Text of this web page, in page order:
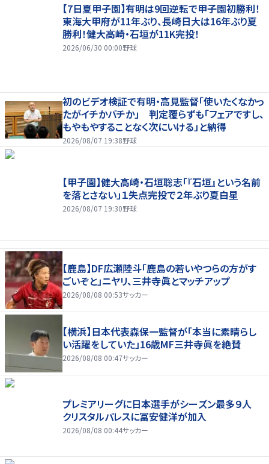
【7日夏甲子園】有明は9回逆転で甲子園初勝利！
東海大甲府が11年ぶり、長崎日大は16年ぶり夏
勝利！健大高崎・石垣が11K完投！
2026/06/30 00:00野球
初のビデオ検証で有明・高見監督「使いたくなかっ
たがイチかバチか」 判定覆らずも「フェアですし、
もやもやすることなく次にいける」と納得
2026/08/07 19:38野球
【甲子園】健大高崎・石垣聡志「『石垣』という名前
を落とさない」１失点完投で２年ぶり夏白星
2026/08/07 19:30野球
【鹿島】DF広瀬陸斗「鹿島の若いやつらの方がす
ごいぞと」ニヤリ、三井寺眞とマッチアップ
2026/08/08 00:53サッカー
【横浜】日本代表森保一監督が「本当に素晴らし
い活躍をしていた」16歳MF三井寺眞を絶賛
2026/08/08 00:47サッカー
プレミアリーグに日本選手がシーズン最多９人
クリスタルパレスに冨安健洋が加入
2026/08/08 00:44サッカー